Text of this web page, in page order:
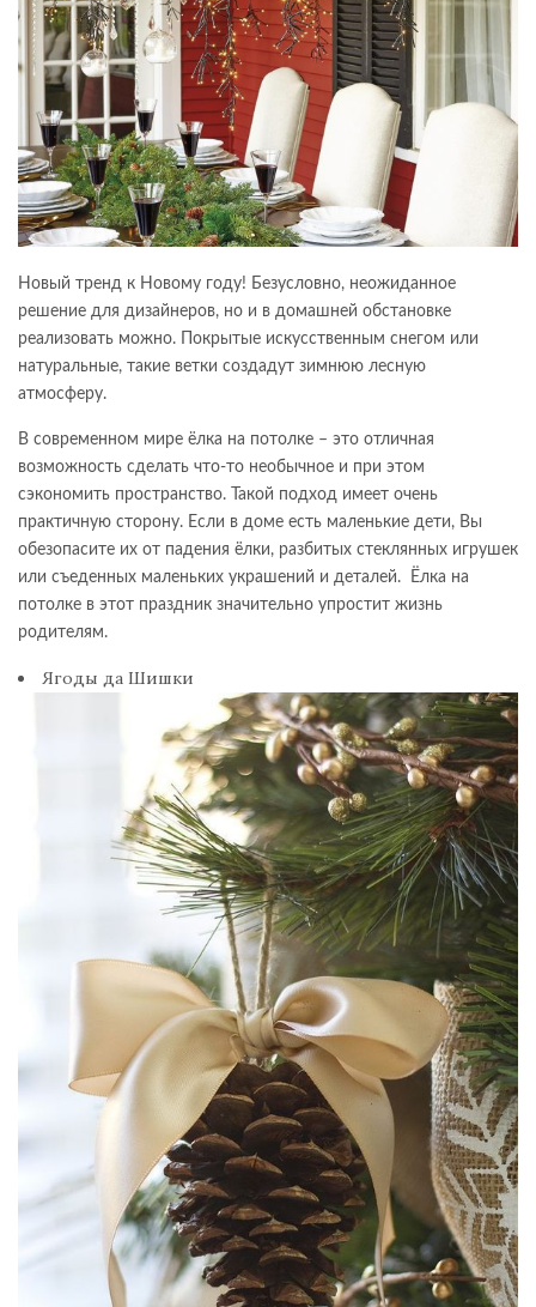
Новый тренд к Новому году! Безусловно, неожиданное
решение для дизайнеров, но и в домашней обстановке
реализовать можно. Покрытые искусственным снегом или
натуральные, такие ветки создадут зимнюю лесную
атмосферу.
В современном мире ёлка на потолке – это отличная
возможность сделать что-то необычное и при этом
сэкономить пространство. Такой подход имеет очень
практичную сторону. Если в доме есть маленькие дети, Вы
обезопасите их от падения ёлки, разбитых стеклянных игрушек
или съеденных маленьких украшений и деталей. Ёлка на
потолке в этот праздник значительно упростит жизнь
родителям.
Ягоды да Шишки